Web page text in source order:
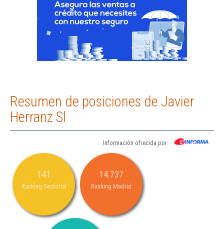
Resumen de posiciones de Javier
Herranz Sl
Información ofrecida por
141
Ranking Sectorial
14.737
Ranking Madrid